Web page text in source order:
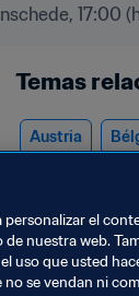
17:00
Temas
Austria
personalizar el
de nuestra web.
uso que usted
se vendan ni